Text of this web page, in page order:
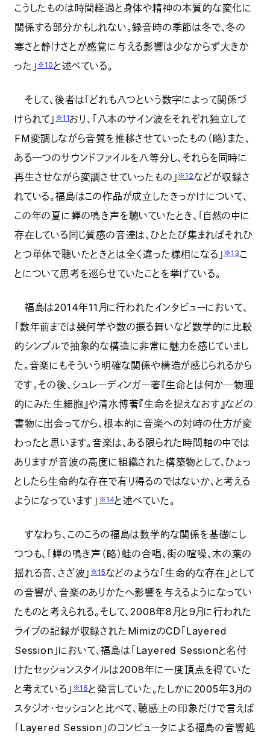
こうしたものは時間経過と身体や精神の本質的な変化に
関係する部分かもしれない。録音時の季節は冬で、冬の
寒さと静けさとが感覚に与える影響は少なからず大きか
った」※10と述べている。
そして、後者は「どれも八つという数字によって関係づ
けられて」 ※11おり、「八本のサイン波をそれぞれ独立して
FM変調しながら音質を推移させていったもの（略）また、
ある一つのサウンドファイルを八等分し、それらを同時に
再生させながら変調させていったもの」※12などが収録さ
れている。福島はこの作品が成立したきっかけについて、
この年の夏に蝉の鳴き声を聴いていたとき、「自然の中に
存在している同じ質感の音達は、ひとたび集まればそれひ
とつ単体で聴いたときとは全く違った様相になる」※13こ
とについて思考を巡らせていたことを挙げている。
福島は2014年11月に行われたインタビューにおいて、
「数年前までは幾何学や数の振る舞いなど数学的に比較
的シンプルで抽象的な構造に非常に魅力を感じていまし
た。音楽にもそういう明確な関係や構造が感じられるから
です。その後、シュレーディンガー著『生命とは何か─物理
的にみた生細胞』や清水博著『生命を捉えなおす』などの
書物に出会ってから、根本的に音楽への対峙の仕方が変
わったと思います。音楽は、ある限られた時間軸の中では
ありますが音波の高度に組織された構築物として、ひょっ
としたら生命的な存在で有り得るのではないか、と考える
ようになっています」※14と述べていた。
すなわち、このころの福島は数学的な関係を基礎にし
つつも、「蝉の鳴き声（略）蛙の合唱、街の喧噪、木の葉の
揺れる音、さざ波」※15などのような「生命的な存在」として
の音響が、音楽のありかたへ影響を与えるようになってい
たものと考えられる。そして、2008年8月と9月に行われた
ライブの記録が収録されたMimizのCD「Layered
Session」において、福島は「Layered Sessionと名付
けたセッションスタイルは2008年に一度頂点を得ていた
と考えている」※16と発言していた。たしかに2005年3月の
スタジオ・セッションと比べて、聴感上の印象だけで言えば
「Layered Session」のコンピュータによる福島の音響処